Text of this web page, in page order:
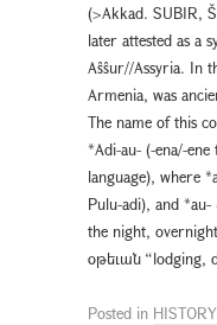
(>Akkad. SUBIR,
later attested as a
Aŝŝur//Assyria. In
Armenia, was
The name of this
*Adi-au- (-ena/-
language), where
Pulu-adi), and
the night,
օթեւան “lodging,
Posted in HISTORY